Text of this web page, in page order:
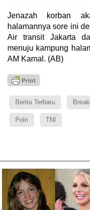
Jenazah korban
halamannya sore ini
Air transit Jakarta
menuju kampung
AM Kamal. (AB)
Berita Terbaru
Polri TNI